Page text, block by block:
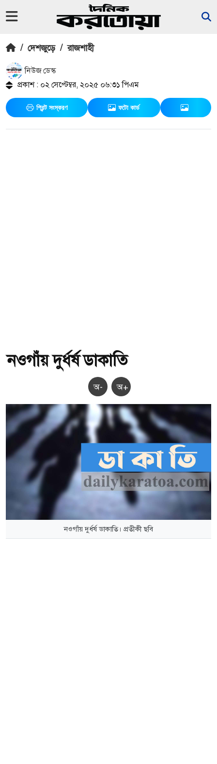
/ দেশজুড়ে / রাজশাহী
নিউজ ডেস্ক
প্রকাশ : ০২ সেপ্টেম্বর, ২০২৫ ০৬:৩১ পিএম
প্রিন্ট সংস্করণ ফটো কার্ড
নওগাঁয় দুর্ধর্ষ ডাকাতি
অ- অ+
নওগাঁয় দুর্ধর্ষ ডাকাতি। প্রতীকী ছবি